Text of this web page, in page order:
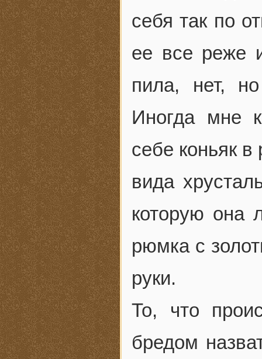
себя так по
ее все реже
пила, нет,
Иногда мне
себе коньяк
вида
которую она
рюмка с
руки.
То, что
бредом